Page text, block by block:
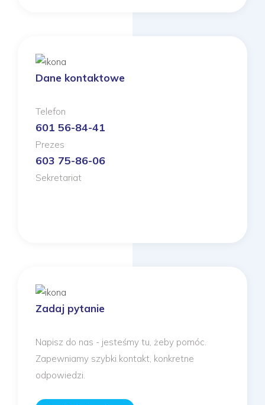
Dane kontaktowe
Telefon
601 56-84-41
Prezes
603 75-86-06
Sekretariat
Zadaj pytanie
Napisz do nas - jesteśmy tu, żeby pomóc.
Zapewniamy szybki kontakt, konkretne
odpowiedzi.